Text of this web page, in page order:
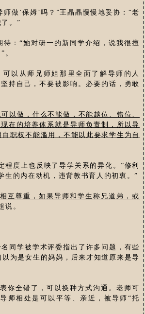
做‘保姆’吗？”王晶晶慢慢地妥协：“老
。”
：“她对研一的新同学介绍，说我很擅
。
以从师兄师姐那里全面了解导师的人
持自己，不要被影响。必要的话，勇敢
以做，什么不能做，不能越位、错位、
在的培养体系就是导师负责制，所以导
职权不能滥用，不能以此要求学生为自
度上也反映了导学关系的异化。”修利
生的内在动机，违背教书育人的初衷。”
互尊重，如果导师和学生称兄道弟，或
说。
同学被学术评委指出了许多问题，有些
为是女生的妈妈，后来才知道原来是导
你全错了，可以换种方式沟通。老师可
师相处是可以平等、亲近，被导师“托